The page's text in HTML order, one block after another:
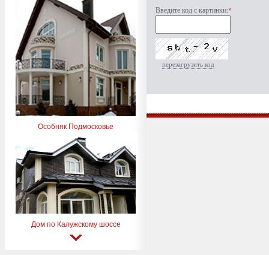
Особняк Подмосковье
Дом по Калужскому шоссе
Введите код с картинки:*
перезагрузить код